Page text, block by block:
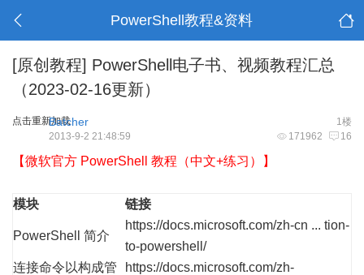
PowerShell教程&资料
[原创教程] PowerShell电子书、视频教程汇总
（2023-02-16更新）
点击重新加载 1楼
Batcher
171962 16
2013-9-2 21:48:59
【微软官方 PowerShell 教程（中文+练习）】
模块 链接
PowerShell 简介
https://docs.microsoft.com/zh-cn ... tion-
to-powershell/
连接命令以构成管
https://docs.microsoft.com/zh-